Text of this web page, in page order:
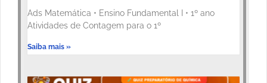
Ads Matemática • Ensino Fundamental I • 1º ano
Atividades de Contagem para o 1º
Saiba mais »